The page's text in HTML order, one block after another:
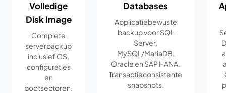
Volledige
Disk Image
Complete
serverbackup
inclusief OS,
configuraties
en
bootsectoren.
Databases
Applicatiebewuste
backup voor SQL
Server,
MySQL/MariaDB,
Oracle en SAP HANA.
Transactieconsistente
snapshots.